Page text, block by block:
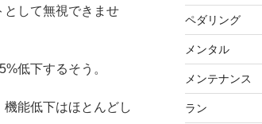
して無視できませ
低下するそう。
能低下はほとんどし
ペダリング
メンタル
メンテナンス
ラン